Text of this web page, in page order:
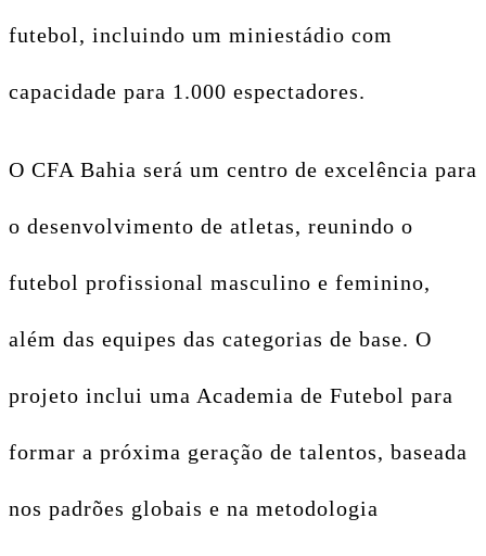
futebol, incluindo um miniestádio com
capacidade para 1.000 espectadores.
O CFA Bahia será um centro de excelência para
o desenvolvimento de atletas, reunindo o
futebol profissional masculino e feminino,
além das equipes das categorias de base. O
projeto inclui uma Academia de Futebol para
formar a próxima geração de talentos, baseada
nos padrões globais e na metodologia